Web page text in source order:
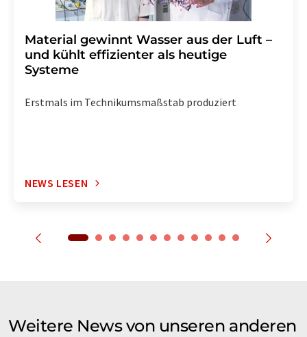
Material gewinnt Wasser aus der Luft –
und kühlt effizienter als heutige
Systeme
Erstmals im Technikumsmaßstab produziert
NEWS LESEN
Weitere News von unseren anderen